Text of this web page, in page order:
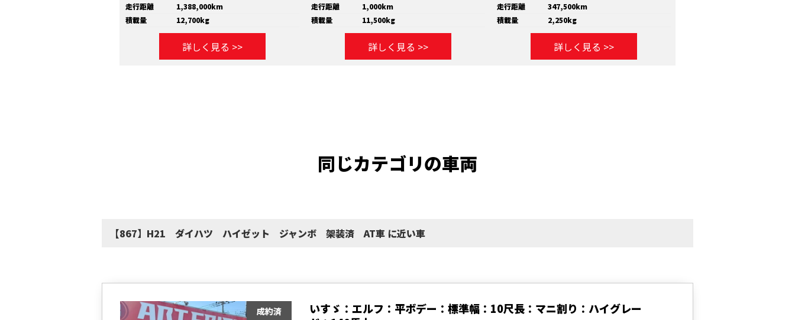
走行距離
1,388,000km
積載量
12,700kg
詳しく見る >>
走行距離
1,000km
積載量
11,500kg
詳しく見る >>
走行距離
347,500km
積載量
2,250kg
詳しく見る >>
同じカテゴリの車両
【867】H21 ダイハツ ハイゼット ジャンボ 架装済 AT車 に近い車
いすゞ：エルフ：平ボデー：標準幅：10尺長：マニ割り：ハイグレー